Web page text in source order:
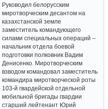
Руководил белорусским
миротворческим десантом на
казахстанской земле
заместитель командующего
силами специальных операций –
начальник отдела боевой
подготовки полковник Вадим
Денисенко. Миротворческим
взводом командовал заместитель
командира миротворческой роты
103-й гвардейской отдельной
мобильной бригады гвардии
старший лейтенант Юрий